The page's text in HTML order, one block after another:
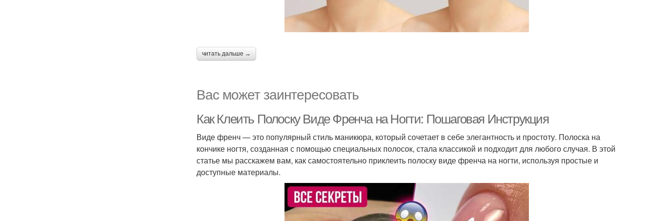
читать дальше →
Вас может заинтересовать
Как Клеить Полоску Виде Френча на Ногти: Пошаговая Инструкция
Виде френч — это популярный стиль маникюра, который сочетает в себе элегантность и простоту. Полоска на
кончике ногтя, созданная с помощью специальных полосок, стала классикой и подходит для любого случая. В этой
статье мы расскажем вам, как самостоятельно приклеить полоску виде френча на ногти, используя простые и
доступные материалы.